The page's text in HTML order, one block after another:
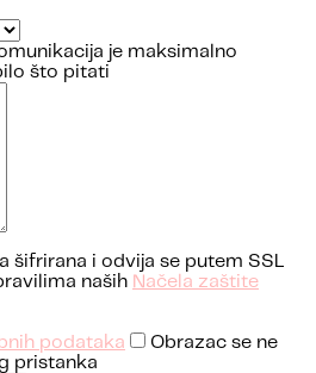
je maksimalno
što pitati
šifrirana i odvija se putem SSL
naših Načela zaštite
podataka
Obrazac se ne
pristanka